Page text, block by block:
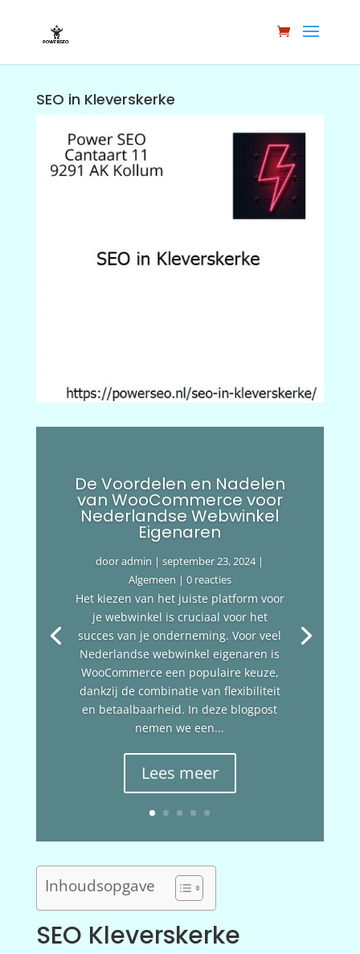
SEO in Kleverskerke
De Voordelen en Nadelen
van WooCommerce voor
Nederlandse Webwinkel
Eigenaren
dooradmin |september 23, 2024|
Algemeen | 0 reacties
Het kiezen van het juiste platform voor
je webwinkel is cruciaal voor het
succes van je onderneming. Voor veel
Nederlandse webwinkel eigenaren is
WooCommerce een populaire keuze,
dankzij de combinatie van flexibiliteit
en betaalbaarheid. In deze blogpost
nemen we een...
Lees meer
Inhoudsopgave
SEO Kleverskerke